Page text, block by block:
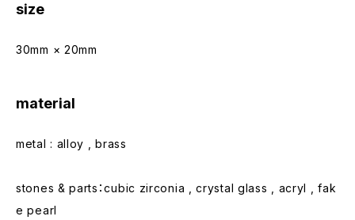
size
30mm × 20mm
material
metal : alloy , brass
stones & parts：cubic zirconia , crystal glass , acryl , fak
e pearl